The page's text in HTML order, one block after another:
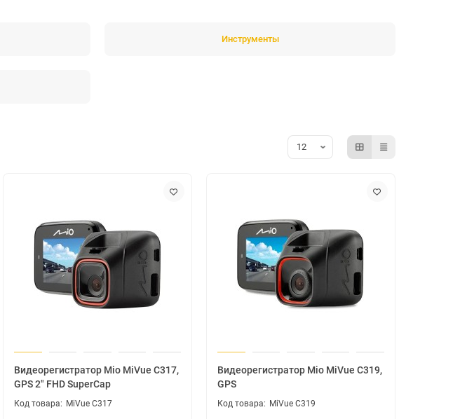
Инструменты
Видеорегистратор Mio MiVue C317,
GPS 2" FHD SuperCap
MiVue C317
Видеорегистратор Mio MiVue C319,
GPS
MiVue C319